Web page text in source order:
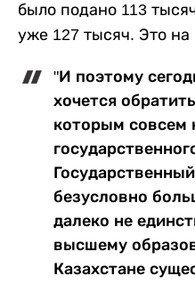
было подано 113
уже 127 тысяч. Это на
"И поэтому
хочется
которым совсем
безусловно
далеко не
высшему
Казахстане